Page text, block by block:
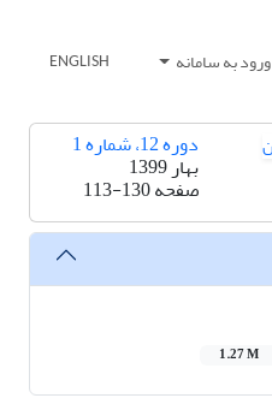
ورود به سامانه ENGLISH
دوره 12، شماره 1
بهار 1399
صفحه113-130
1.27 M